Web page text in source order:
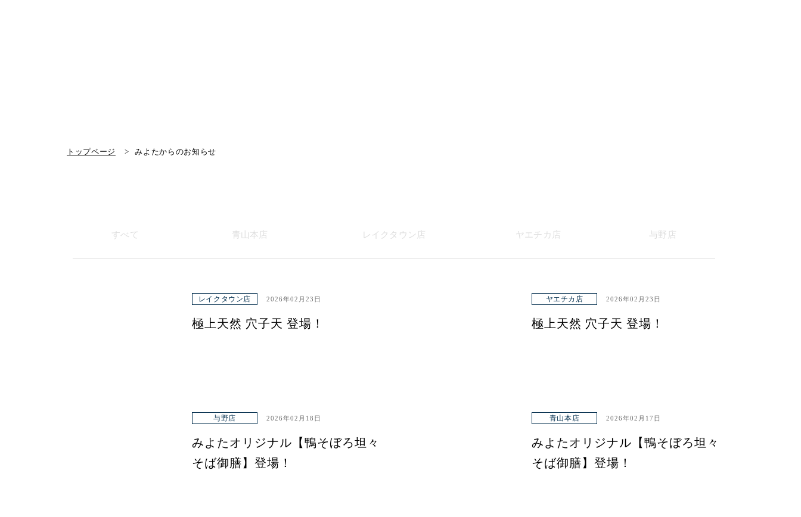
トップページ みよたからのお知らせ
すべて 青山本店 レイク タウン店 ヤエチカ店 与野店
レイクタウン店 2026年02月23日
極上天然 穴子天 登場！
ヤエチカ店 2026年02月23日
極上天然 穴子天 登場！
与野店 2026年02月18日
みよたオリジナル【鴨そぼろ坦々
そば御膳】登場！
青山本店 2026年02月17日
みよたオリジナル【鴨そぼろ坦々
そば御膳】登場！